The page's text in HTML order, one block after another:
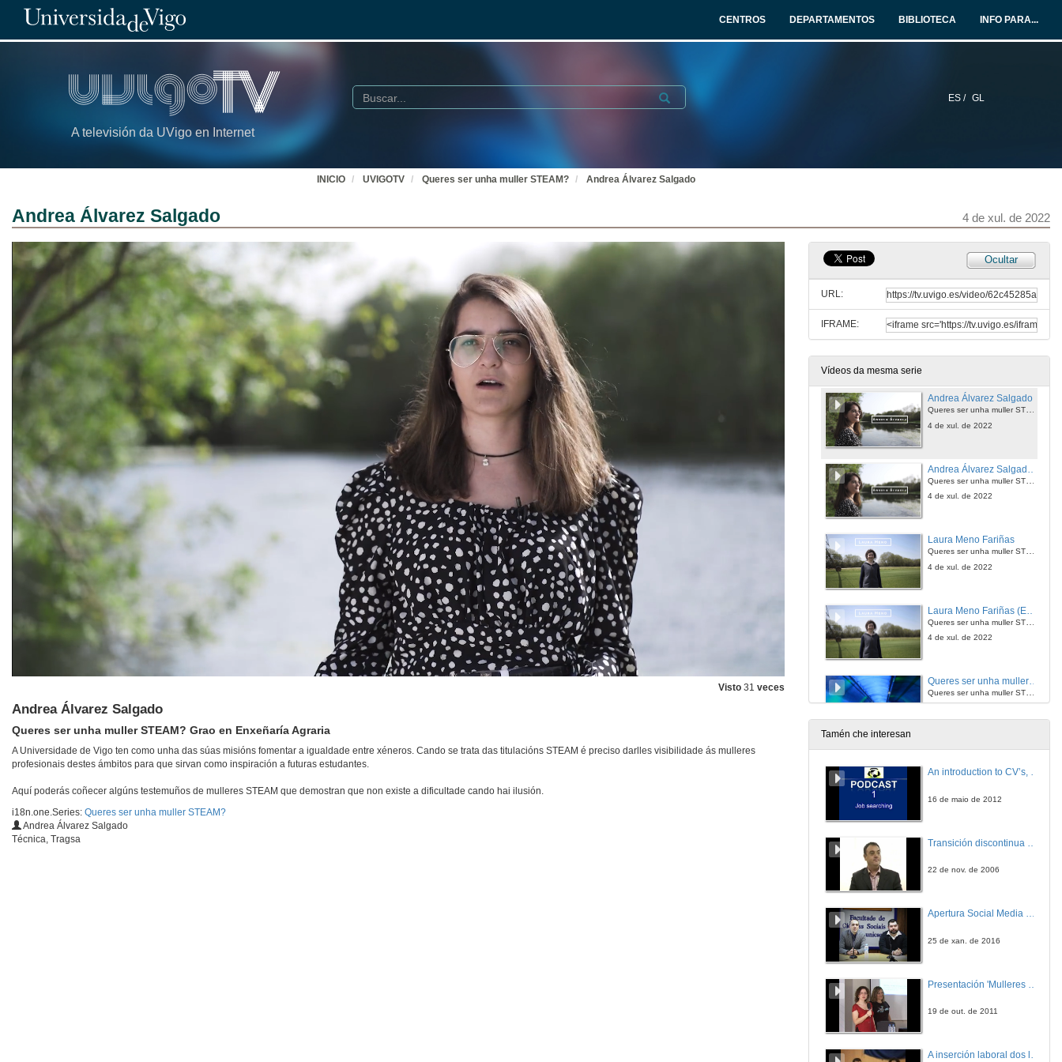
CENTROS DEPARTAMENTOS BIBLIOTECA INFO PARA...
A televisión da UVigo en Internet
ES / GL
Buscar Submit
INICIO UVIGOTV Queres ser unha muller STEAM? Andrea Álvarez Salgado
Andrea Álvarez Salgado 4 de xul. de 2022
Visto 31 veces
Andrea Álvarez Salgado
Queres ser unha muller STEAM? Grao en Enxeñaría Agraria
A Universidade de Vigo ten como unha das súas misións fomentar a igualdade entre xéneros. Cando se trata das titulacións STEAM é preciso darlles visibilidade ás mulleres
profesionais destes ámbitos para que sirvan como inspiración a futuras estudantes.
Aquí poderás coñecer algúns testemuños de mulleres STEAM que demostran que non existe a dificultade cando hai ilusión.
i18n.one.Series: Queres ser unha muller STEAM?
Andrea Álvarez Salgado
Técnica, Tragsa
Ocultar
URL:
IFRAME:
Vídeos da mesma serie
Do you want to be a STEAM woman? Agricultural Engineering
4 de xul. de 2022
Laura Vázquez Loureda
Queres ser unha muller STEAM? Grao en Enxeñaría Agraria
Laura Vázquez Loureda (English subtitles)
Queres ser unha muller STEAM? Grao en Enxeñaría Agraria
4 de xul. de 2022
Andrea Álvarez Salgado
Queres ser unha muller STEAM? Grao en Enxeñaría Agraria
4 de xul. de 2022
Queres ser unha muller STEAM? Grao en Enxeñaría Agraria
4 de xul. de 2022
Laura Meno Fariñas
Queres ser unha muller STEAM? Grao en Enxeñaría Agraria
4 de xul. de 2022
Queres ser unha muller STEAM? Grao en Enxeñaría Agraria
4 de xul. de 2022
Queres ser unha muller STEAM? Escola de Enxeñaría de Minas e Enerxía
Queres ser unha muller STEAM?
Do you want to be a STEAM woman? Mining and Energy Engineering
23 de xuño de 2021
Tamén che interesan
An introduction to CV’s, letters, and job searching
16 de maio de 2012
22 de nov. de 2006
Apertura Social Media Day 2016
25 de xan. de 2016
19 de out. de 2011
A inserción laboral dos licenciados en Ciencias do Mar: a carreira investigadora